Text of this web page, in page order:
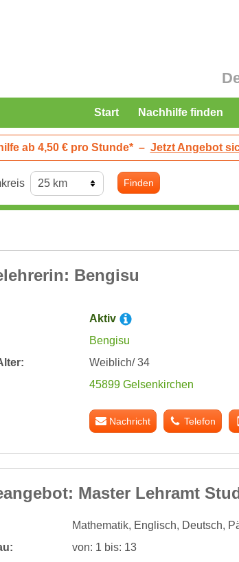
Start Nachhilfe finden
ab 4,50 € pro Stunde* – Jetzt Angebot
Finden
Bengisu
Aktiv
Bengisu
Weiblich/ 34
45899 Gelsenkirchen
Nachricht Telefon
Master Lehramt
Mathematik, Englisch, Deutsch,
von: 1 bis: 13